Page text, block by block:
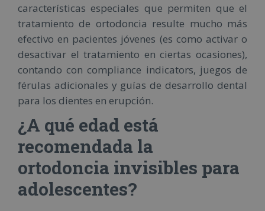
características especiales que permiten que el
tratamiento de ortodoncia resulte mucho más
efectivo en pacientes jóvenes (es como activar o
desactivar el tratamiento en ciertas ocasiones),
contando con compliance indicators, juegos de
férulas adicionales y guías de desarrollo dental
para los dientes en erupción.
¿A qué edad está
recomendada la
ortodoncia invisibles para
adolescentes?